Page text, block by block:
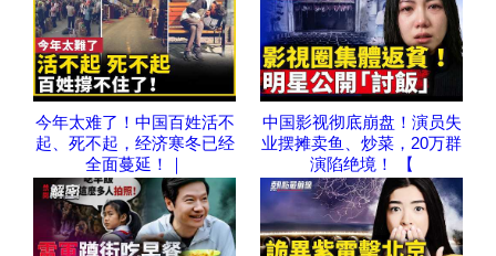
今年太难了！中国百姓活不
起、死不起，经济寒冬已经
全面蔓延！｜
中国影视彻底崩盘！演员失
业摆摊卖鱼、炒菜，20万群
演陷绝境！ 【